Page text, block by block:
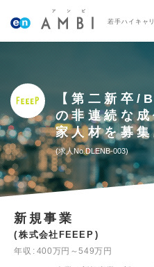
若手ハイキャ
【第二新卒
の非連続な
家人材を募集
求人No.DLENB-003
新規事業
株式会社FEEEP
年収
400万円～549万円